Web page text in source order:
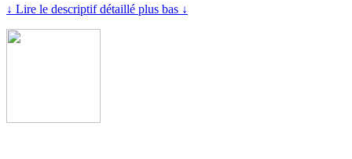
↓ Lire le descriptif détaillé plus bas ↓